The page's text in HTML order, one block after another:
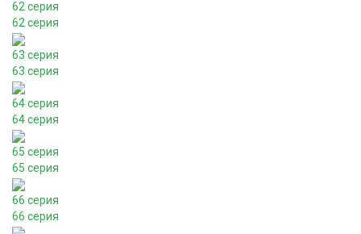
62 серия
62 серия
63 серия
63 серия
64 серия
64 серия
65 серия
65 серия
66 серия
66 серия